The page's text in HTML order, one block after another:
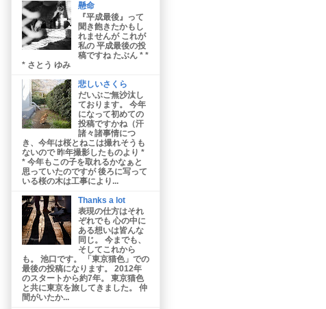
懸命
『平成最後』って
聞き飽きたかもし
れませんが これが
私の 平成最後の投
稿ですね たぶん * *
* さとう ゆみ
悲しいさくら
だいぶご無沙汰し
ております。 今年
になって初めての
投稿ですかね（汗
諸々諸事情につ
き、今年は桜とねこは撮れそうも
ないので 昨年撮影したものより *
* 今年もこの子を取れるかなぁと
思っていたのですが 後ろに写って
いる桜の木は工事により...
Thanks a lot
表現の仕方はそれ
ぞれでも 心の中に
ある想いは皆んな
同じ。 今までも、
そしてこれから
も。 池口です。 「東京猫色」での
最後の投稿になります。 2012年
のスタートから約7年。 東京猫色
と共に東京を旅してきました。 仲
間がいたか...